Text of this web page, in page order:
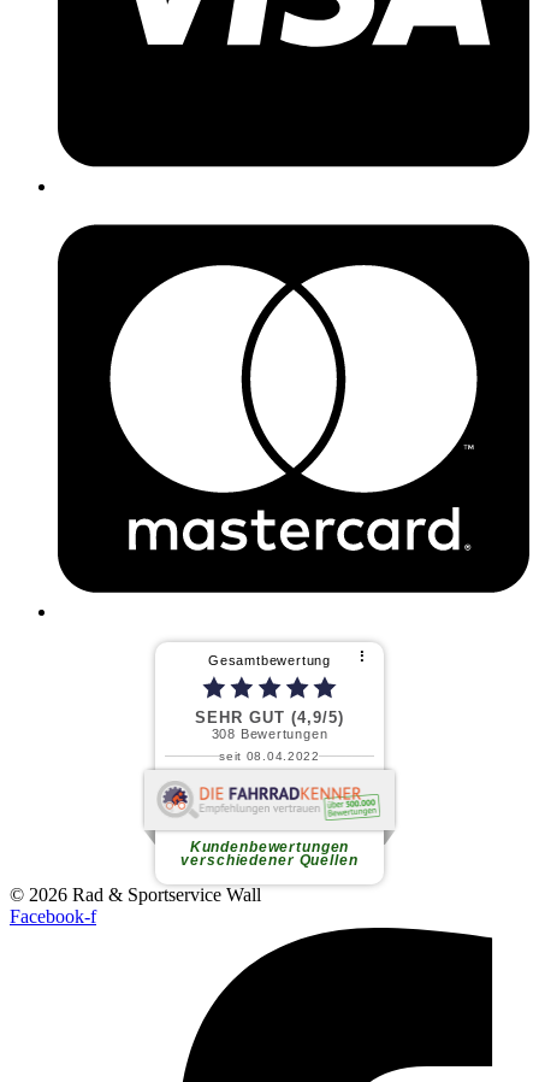
Gesamtbewertung ⠇
SEHR GUT (4,9/5)
308 Bewertungen
seit 08.04.2022
Kundenbewertungen
verschiedener Quellen
P. S.
Meine Frau und ich haben jeweils
© 2026 Rad & Sportservice Wall
Facebook-f